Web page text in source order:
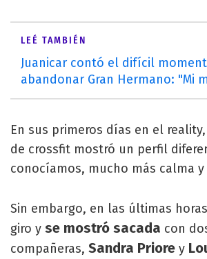
LEÉ TAMBIÉN
Juanicar contó el difícil
abandonar Gran Hermano: "Mi
En sus primeros días en el
de crossfit mostró un perfil
conocíamos, mucho más calma
Sin embargo, en las últimas
giro y se mostró sacada con
compañeras, Sandra Priore y